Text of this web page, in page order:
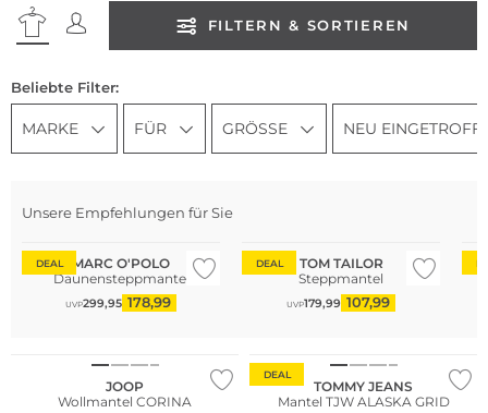
FILTERN & SORTIEREN
Beliebte Filter:
MARKE FÜR GRÖSSE NEU
Unsere Empfehlungen für Sie
DEAL
Nachhaltig
MARC O'POLO
Daunensteppmantel
UVP299,95 178,99
DEAL
TOM TAILOR
Steppmantel
UVP179,99 107,99
JOOP
Wollmantel CORINA
DEAL
TOMMY JEANS
Mantel TJW ALASKA GRID